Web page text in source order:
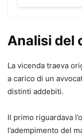
strumenti
da:
•riferimento
•commento
•preclusioni
•massime
Analisi del
La vicenda traeva
a carico di un
distinti addebiti.
Il primo riguardava
l’adempimento del